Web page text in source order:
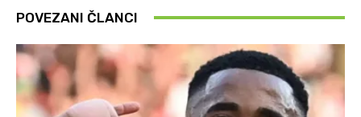
POVEZANI ČLANCI